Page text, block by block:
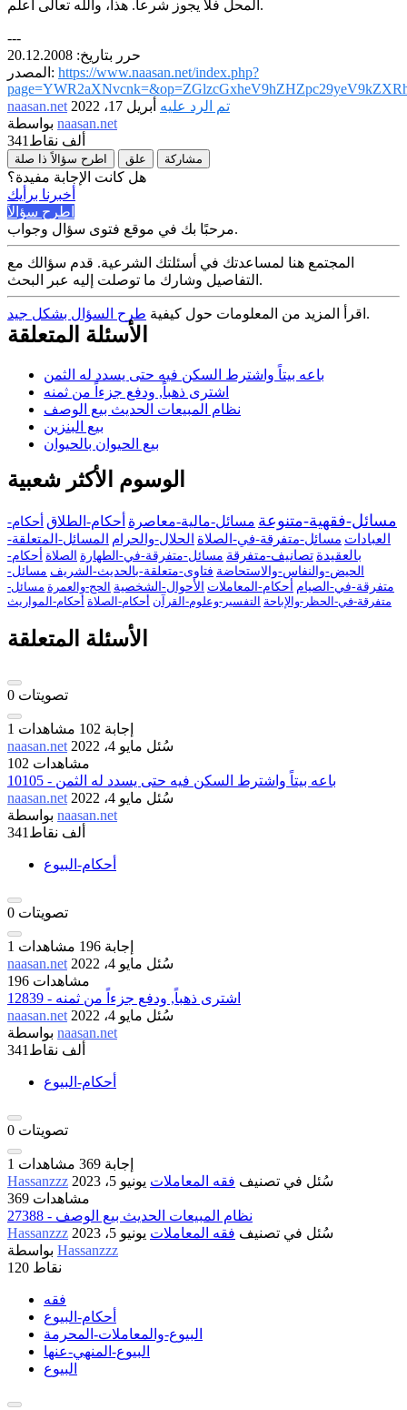
المحل فلا يجوز شرعاً. هذا، والله تعالى أعلم.
---
حرر بتاريخ: 20.12.2008
المصدر: https://www.naasan.net/index.php?
naasan.net
تم الرد عليه أبريل 17، 2022
naasan.net
341ألف نقاط
اطرح سؤالاً ذا صلة علق مشاركة
هل كانت الإجابة مفيدة؟
أخبرنا برأيك
اطرح سؤالاً
مرحبًا بك في موقع فتوى سؤال وجواب.
المجتمع هنا لمساعدتك في أسئلتك الشرعية. قدم سؤالك مع
التفاصيل وشارك ما توصلت إليه عبر البحث.
اقرأ المزيد من المعلومات حول كيفية طرح السؤال بشكل جيد .
الأسئلة المتعلقة
باعه بيتاً واشترط السكن فيه حتى يسدد له الثمن
اشترى ذهباً, ودفع جزءاً من ثمنه
نظام المبيعات الحديث بيع الوصف
بيع البنزين
بيع الحيوان بالحيوان
الوسوم الأكثر شعبية
مسائل-فقهية-متنوعة مسائل-مالية-معاصرة أحكام-الطلاق أحكام-
العبادات مسائل-متفرقة-في-الصلاة الحلال-والحرام المسائل-المتعلقة-
بالعقيدة تصانيف-متفرقة مسائل-متفرقة-في-الطهارة الصلاة أحكام-
الحيض-والنفاس-والاستحاضة فتاوى-متعلقة-بالحديث-الشريف مسائل-
متفرقة-في-الصيام أحكام-المعاملات الأحوال-الشخصية الحج-والعمرة مسائل-
متفرقة-في-الحظر-والإباحة التفسير-وعلوم-القرآن أحكام-الصلاة أحكام-المواريث
الأسئلة المتعلقة
0 تصويتات
1 إجابة 102 مشاهدات
naasan.net
سُئل مايو 4، 2022
102 مشاهدات
10105 - باعه بيتاً واشترط السكن فيه حتى يسدد له الثمن
naasan.net
سُئل مايو 4، 2022
naasan.net
341ألف نقاط
أحكام-البيوع
0 تصويتات
1 إجابة 196 مشاهدات
naasan.net
سُئل مايو 4، 2022
196 مشاهدات
12839 - اشترى ذهباً, ودفع جزءاً من ثمنه
naasan.net
سُئل مايو 4، 2022
naasan.net
341ألف نقاط
أحكام-البيوع
0 تصويتات
1 إجابة 369 مشاهدات
Hassanzzz
سُئل في تصنيف فقه المعاملات يونيو 5، 2023
369 مشاهدات
27388 - نظام المبيعات الحديث بيع الوصف
Hassanzzz
سُئل في تصنيف فقه المعاملات يونيو 5، 2023
Hassanzzz
120 نقاط
فقه
أحكام-البيوع
البيوع-والمعاملات-المحرمة
البيوع-المنهي-عنها
البيوع